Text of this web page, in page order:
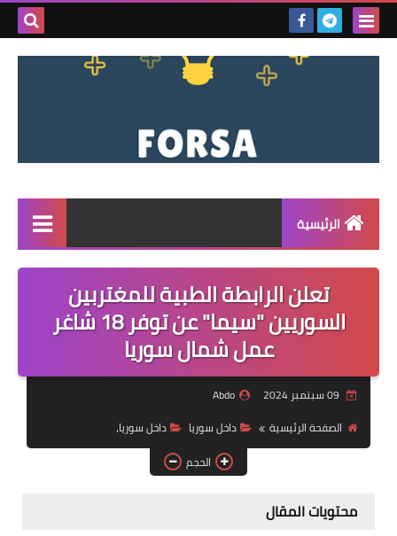
بحث
الرئيسية
القائمة
مناقصات
فرص عمل داخل سوريا
فرص عمل في تركيا
فرص عمل في اليمن
تعلن الرابطة الطبية للمغتربين
السوريين "سيما" عن توفر 18 شاغر
عمل شمال سوريا
Abdo
الصفحة الرئيسية
داخل سوريا
داخل سوريا،
الحجم
محتويات المقال